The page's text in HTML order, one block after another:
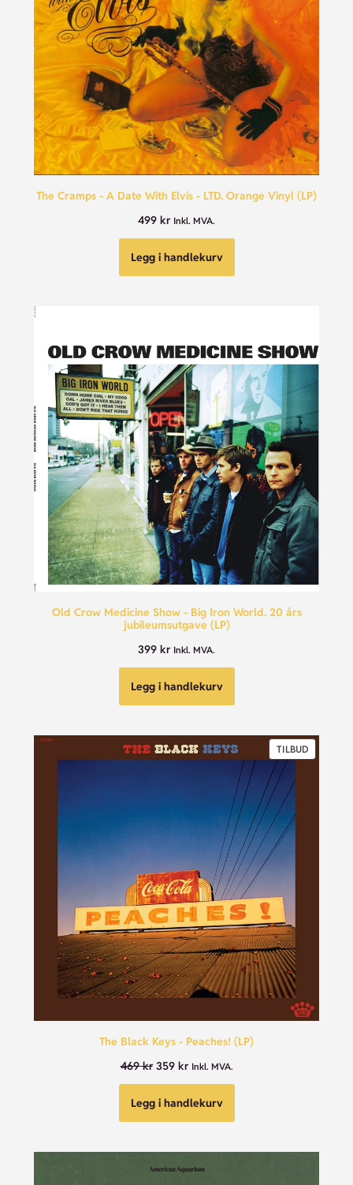
The Cramps - A Date With Elvis - LTD. Orange Vinyl (LP)
499 kr Inkl. MVA.
Legg i handlekurv
Old Crow Medicine Show - Big Iron World. 20 års
jubileumsutgave (LP)
399 kr Inkl. MVA.
Legg i handlekurv
TILBUD
The Black Keys - Peaches! (LP)
469kr 359 kr Inkl. MVA.
Legg i handlekurv